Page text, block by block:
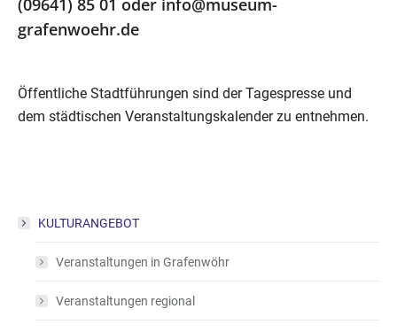
(09641) 85 01 oder info@museum-
grafenwoehr.de
Öffentliche Stadtführungen sind der Tagespresse und
dem städtischen Veranstaltungskalender zu entnehmen.
KULTURANGEBOT
Veranstaltungen in Grafenwöhr
Veranstaltungen regional